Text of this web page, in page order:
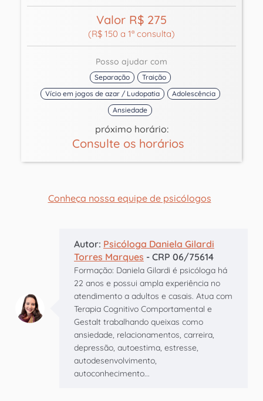
Valor R$ 275
(R$ 150 a 1ª consulta)
Posso ajudar com
Separação
Traição
Vício em jogos de azar / Ludopatia
Adolescência
Ansiedade
próximo horário:
Consulte os horários
Conheça nossa equipe de psicólogos
Autor: Psicóloga Daniela Gilardi
Torres Marques - CRP 06/75614
Formação: Daniela Gilardi é psicóloga há
22 anos e possui ampla experiência no
atendimento a adultos e casais. Atua com
Terapia Cognitivo Comportamental e
Gestalt trabalhando queixas como
ansiedade, relacionamentos, carreira,
depressão, autoestima, estresse,
autodesenvolvimento,
autoconhecimento...